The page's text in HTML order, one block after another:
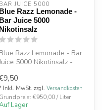
BAR JUICE 5000
Blue Razz Lemonade -
Bar Juice 5000
Nikotinsalz
Blue Razz Lemonade - Bar
5000 Nikotinsalz -
Inkl. MwSt. zzgl. Versandkosten
Grundpreis: €950,00 / Liter
Lager